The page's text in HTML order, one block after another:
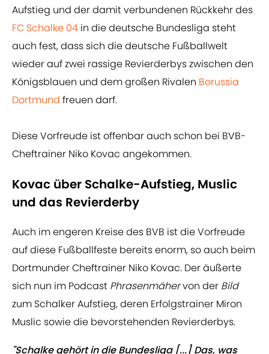
Aufstieg und der damit verbundenen Rückkehr des
FC Schalke 04 in die deutsche Bundesliga steht
auch fest, dass sich die deutsche Fußballwelt
wieder auf zwei rassige Revierderbys zwischen den
Königsblauen und dem großen Rivalen Borussia
Dortmund freuen darf.
Diese Vorfreude ist offenbar auch schon bei BVB-
Cheftrainer Niko Kovac angekommen.
Kovac über Schalke-Aufstieg, Muslic
und das Revierderby
Auch im engeren Kreise des BVB ist die Vorfreude
auf diese Fußballfeste bereits enorm, so auch beim
Dortmunder Cheftrainer Niko Kovac. Der äußerte
sich nun im Podcast Phrasenmähervon der Bild
zum Schalker Aufstieg, deren Erfolgstrainer Miron
Muslic sowie die bevorstehenden Revierderbys.
"Schalke gehört in die Bundesliga [...] Das, was